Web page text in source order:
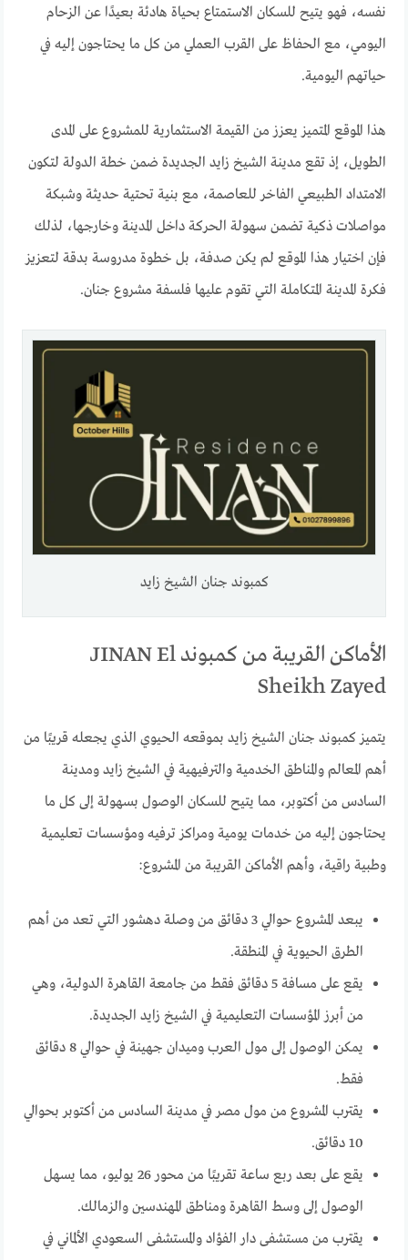
نفسه، فهو يتيح للسكان الاستمتاع بحياة هادئة بعيدًا عن الزحام
اليومي، مع الحفاظ على القرب العملي من كل ما يحتاجون إليه في
حياتهم اليومية.
هذا الموقع المتميز يعزز من القيمة الاستثمارية للمشروع على المدى
الطويل، إذ تقع مدينة الشيخ زايد الجديدة ضمن خطة الدولة لتكون
الامتداد الطبيعي الفاخر للعاصمة، مع بنية تحتية حديثة وشبكة
مواصلات ذكية تضمن سهولة الحركة داخل المدينة وخارجها، لذلك
فإن اختيار هذا الموقع لم يكن صدفة، بل خطوة مدروسة بدقة لتعزيز
فكرة المدينة المتكاملة التي تقوم عليها فلسفة مشروع جنان.
كمبوند جنان الشيخ زايد
الأماكن القريبة من كمبوند JINAN El
Sheikh Zayed
يتميز كمبوند جنان الشيخ زايد بموقعه الحيوي الذي يجعله قريبًا من
أهم المعالم والمناطق الخدمية والترفيهية في الشيخ زايد ومدينة
السادس من أكتوبر، مما يتيح للسكان الوصول بسهولة إلى كل ما
يحتاجون إليه من خدمات يومية ومراكز ترفيه ومؤسسات تعليمية
وطبية راقية، وأهم الأماكن القريبة من المشروع:
يبعد المشروع حوالي 3 دقائق من وصلة دهشور التي تعد من أهم
الطرق الحيوية في المنطقة.
يقع على مسافة 5 دقائق فقط من جامعة القاهرة الدولية، وهي
من أبرز المؤسسات التعليمية في الشيخ زايد الجديدة.
يمكن الوصول إلى مول العرب وميدان جهينة في حوالي 8 دقائق
فقط.
يقترب المشروع من مول مصر في مدينة السادس من أكتوبر بحوالي
10 دقائق.
يقع على بعد ربع ساعة تقريبًا من محور 26 يوليو، مما يسهل
الوصول إلى وسط القاهرة ومناطق المهندسين والزمالك.
يقترب من مستشفى دار الفؤاد والمستشفى السعودي الألماني في